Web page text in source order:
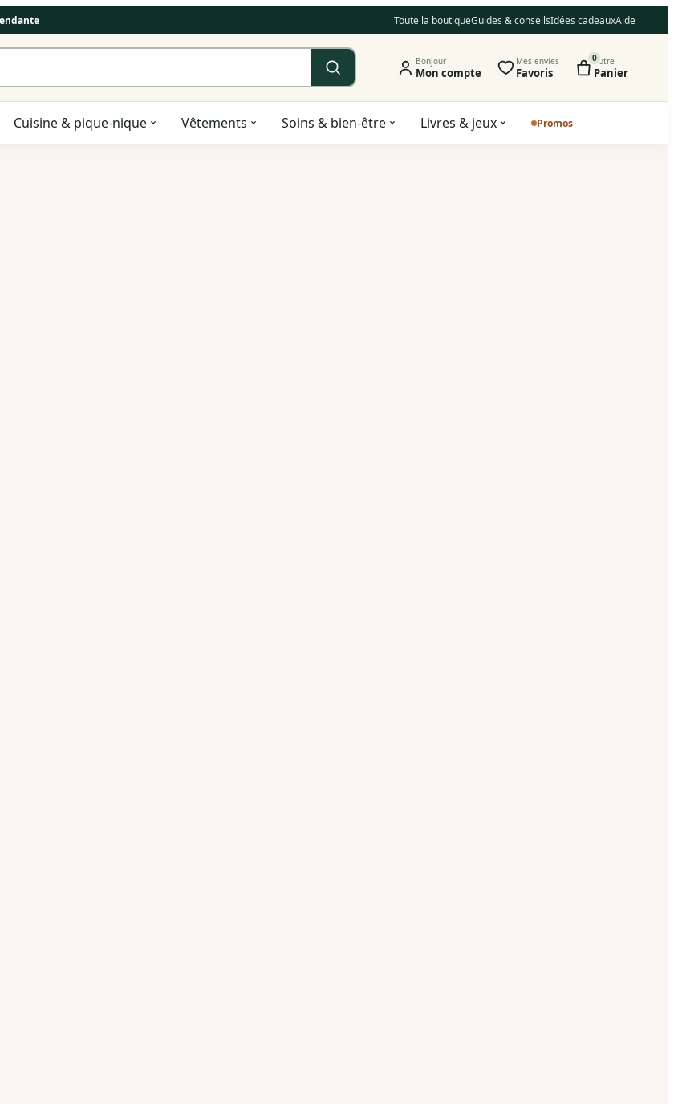
Toute la boutiqueGuides & conseilsIdées cadeauxAide
Bonjour
Mon compte
Mes envies
Favoris
0Votre
Panier
Cuisine & pique-nique Vêtements Soins & bien-être Livres & jeux Promos